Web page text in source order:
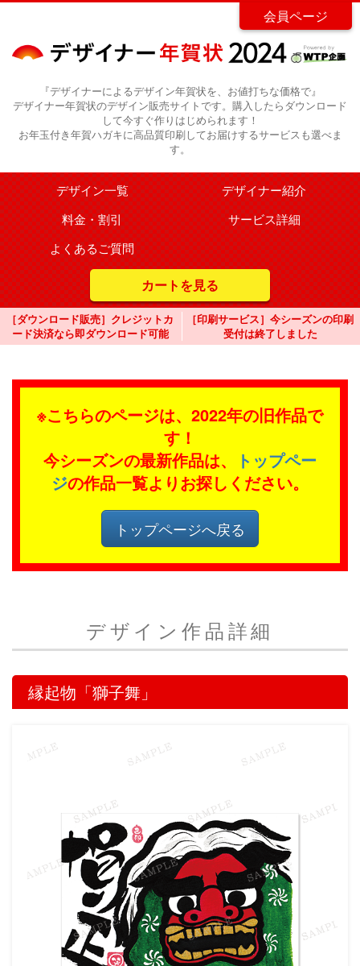
『デザイナーによるデザイン年賀状を、お値打ちな価格で』
デザイナー年賀状のデザイン販売サイトです。購入したらダウンロード
して今すぐ作りはじめられます！
お年玉付き年賀ハガキに高品質印刷してお届けするサービスも選べま
す。
会員ページ
デザイン一覧
デザイナー紹介
料金・割引
サービス詳細
よくあるご質問
カートを見る
［ダウンロード販売］クレジットカ
ード決済なら即ダウンロード可能
［印刷サービス］今シーズンの印刷
受付は終了しました
※こちらのページは、2022年の旧作品で
す！
今シーズンの最新作品は、
トップペー
ジの作品一覧よりお探しください。
トップページへ戻る
デザイン作品詳細
縁起物「獅子舞」